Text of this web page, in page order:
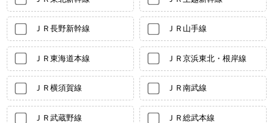
ＪＲ長野新幹線 ＪＲ山手線
ＪＲ東海道本線 ＪＲ京浜東北・根岸線
ＪＲ横須賀線 ＪＲ南武線
ＪＲ武蔵野線 ＪＲ総武本線